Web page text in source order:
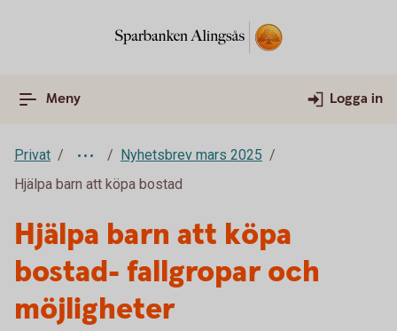
Meny Logga in
Privat
Nyhetsbrev mars 2025
Hjälpa barn att köpa bostad
Hjälpa barn att köpa
bostad- fallgropar och
möjligheter